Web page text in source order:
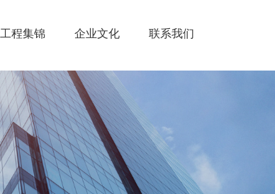
工程集锦 企业文化 联系我们